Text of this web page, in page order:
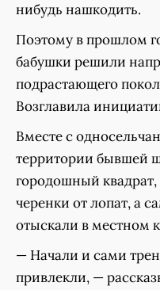
нибудь нашкодить.
Поэтому в прошлом
бабушки решили
подрастающего
Возглавила
Вместе с
территории бывшей
городошный
черенки от лопат, а
отыскали в местном
— Начали и сами
привлекли, —